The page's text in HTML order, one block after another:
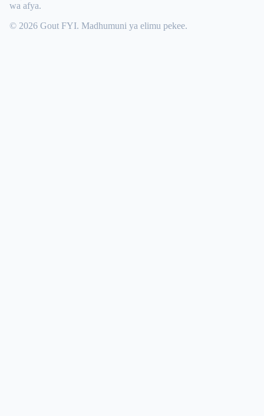
wa afya.
© 2026 Gout FYI. Madhumuni ya elimu pekee.